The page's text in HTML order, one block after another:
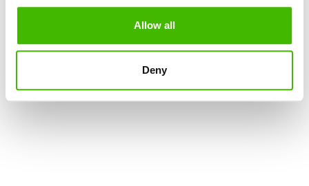
Allow all
Deny
1.5 million customers,€100 million paid out
yearsare strong numbers